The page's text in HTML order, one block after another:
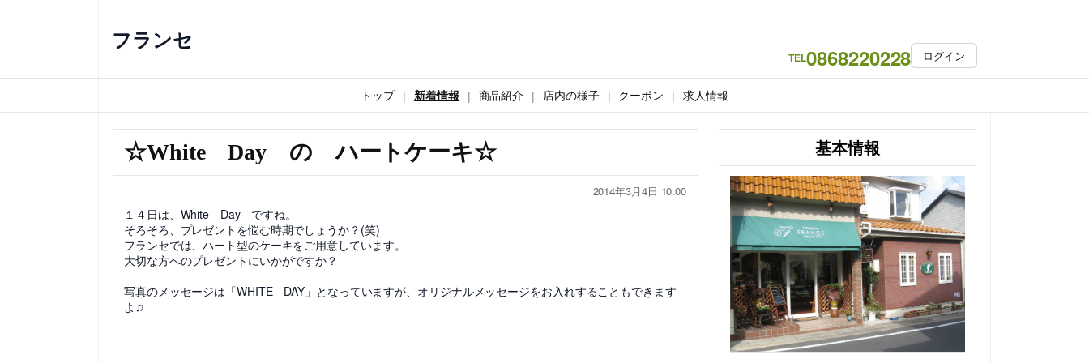
フランセ
TEL0868220228 ログイン
トップ 新着情報 商品紹介 店内の様子 クーポン 求人情報
☆White Day の ハートケーキ☆
2014年3月4日 10:00
１４日は、White Day ですね。
そろそろ、プレゼントを悩む時期でしょうか？(笑)
フランセでは、ハート型のケーキをご用意しています。
大切な方へのプレゼントにいかがですか？
写真のメッセージは「WHITE DAY」となっていますが、オリジナルメッセージをお入れすることもできます
よ♫
基本情報